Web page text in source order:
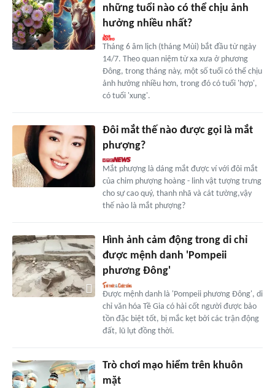
những tuổi nào có thể chịu ảnh
hưởng nhiều nhất?
Tháng 6 âm lịch (tháng Mùi) bắt đầu từ ngày
14/7. Theo quan niệm từ xa xưa ở phương
Đông, trong tháng này, một số tuổi có thể chịu
ảnh hưởng nhiều hơn, trong đó có tuổi 'hợp',
có tuổi 'xung'.
Đôi mắt thế nào được gọi là mắt
phượng?
Mắt phượng là dáng mắt được ví với đôi mắt
của chim phượng hoàng - linh vật tượng trưng
cho sự cao quý, thanh nhã và cát tường,vậy
thế nào là mắt phượng?
Hình ảnh cảm động trong di chỉ
được mệnh danh 'Pompeii
phương Đông'
Được mệnh danh là 'Pompeii phương Đông', di
chỉ văn hóa Tề Gia có hài cốt người được bảo
tồn đặc biệt tốt, bị mắc kẹt bởi các trận động
đất, lũ lụt đồng thời.
Trò chơi mạo hiểm trên khuôn
mặt